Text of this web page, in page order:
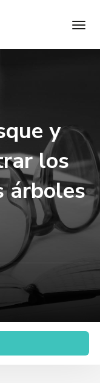
y
los
árboles